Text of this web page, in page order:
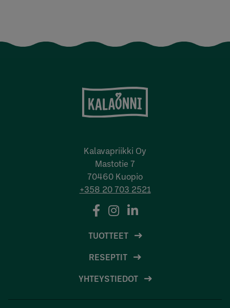
Kalavapriikki Oy
Mastotie 7
70460 Kuopio
+358 20 703 2521
TUOTTEET
RESEPTIT
YHTEYSTIEDOT